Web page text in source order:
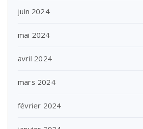
juin 2024
mai 2024
avril 2024
mars 2024
février 2024